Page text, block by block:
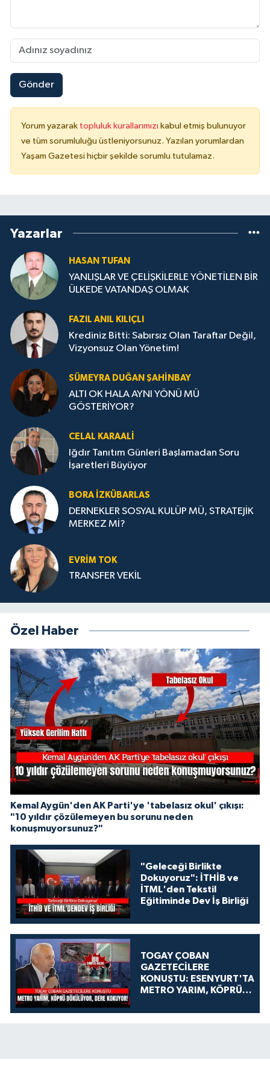
Gönder
Yorum yazarak topluluk kurallarımızı kabul etmiş bulunuyor
ve tüm sorumluluğu üstleniyorsunuz. Yazılan yorumlardan
Yaşam Gazetesi hiçbir şekilde sorumlu tutulamaz.
Yazarlar
HASAN TUFAN
YANLIŞLAR VE ÇELİŞKİLERLE YÖNETİLEN BİR
ÜLKEDE VATANDAŞ OLMAK
FAZIL ANIL KILIÇLI
Krediniz Bitti: Sabırsız Olan Taraftar Değil,
Vizyonsuz Olan Yönetim!
SÜMEYRA DUĞAN ŞAHINBAY
ALTI OK HALA AYNI YÖNÜ MÜ
GÖSTERİYOR?
CELAL KARAALİ
Iğdır Tanıtım Günleri Başlamadan Soru
İşaretleri Büyüyor
BORA İZKÜBARLAS
DERNEKLER SOSYAL KULÜP MÜ, STRATEJİK
MERKEZ Mİ?
EVRİM TOK
TRANSFER VEKİL
Özel Haber
Kemal Aygün'den AK Parti'ye 'tabelasız okul' çıkışı:
"10 yıldır çözülemeyen bu sorunu neden
konuşmuyorsunuz?"
"Geleceği Birlikte
Dokuyoruz": İTHİB ve
İTML'den Tekstil
Eğitiminde Dev İş Birliği
TOGAY ÇOBAN
GAZETECİLERE
KONUŞTU: ESENYURT'TA
METRO YARIM, KÖPRÜ
KOKUYOR!